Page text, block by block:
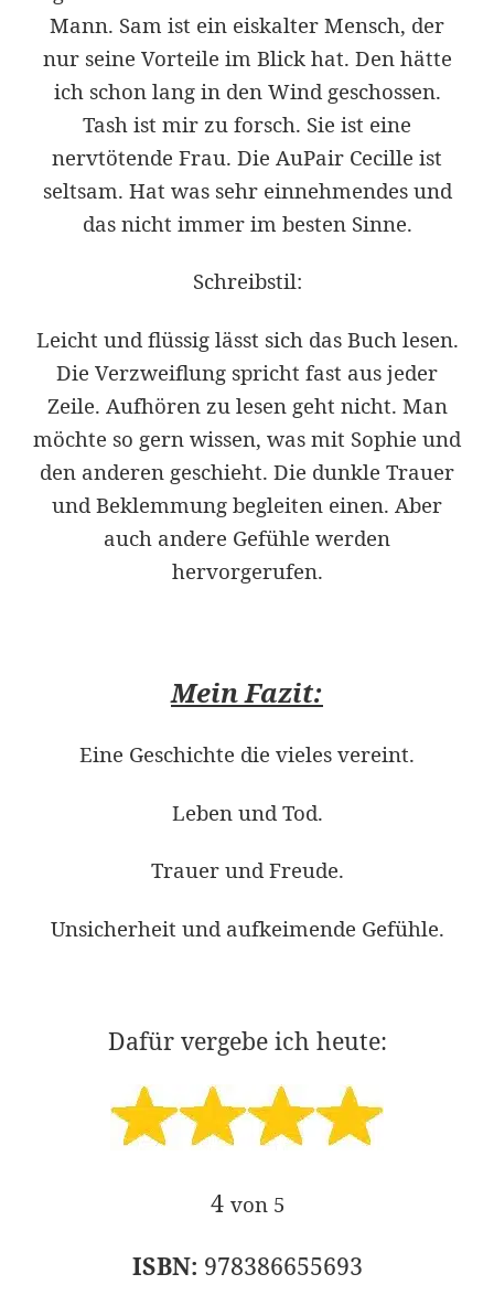
Mann. Sam ist ein eiskalter Mensch, der
nur seine Vorteile im Blick hat. Den hätte
ich schon lang in den Wind geschossen.
Tash ist mir zu forsch. Sie ist eine
nervtötende Frau. Die AuPair Cecille ist
seltsam. Hat was sehr einnehmendes und
das nicht immer im besten Sinne.
Schreibstil:
Leicht und flüssig lässt sich das Buch lesen.
Die Verzweiflung spricht fast aus jeder
Zeile. Aufhören zu lesen geht nicht. Man
möchte so gern wissen, was mit Sophie und
den anderen geschieht. Die dunkle Trauer
und Beklemmung begleiten einen. Aber
auch andere Gefühle werden
hervorgerufen.
Mein Fazit:
Eine Geschichte die vieles vereint.
Leben und Tod.
Trauer und Freude.
Unsicherheit und aufkeimende Gefühle.
Dafür vergebe ich heute:
4 von 5
ISBN: 978386655693